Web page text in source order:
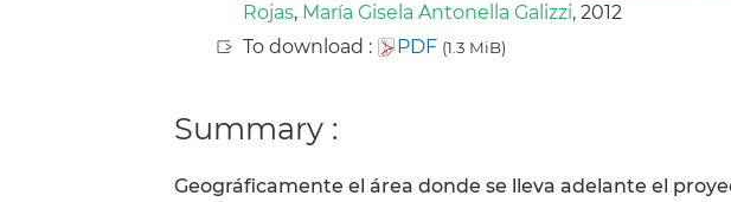
Rojas, María Gisela Antonella Galizzi, 2012
To download :
PDF (1.3 MiB)
Summary :
Geográficamente el área donde se lleva adelante el